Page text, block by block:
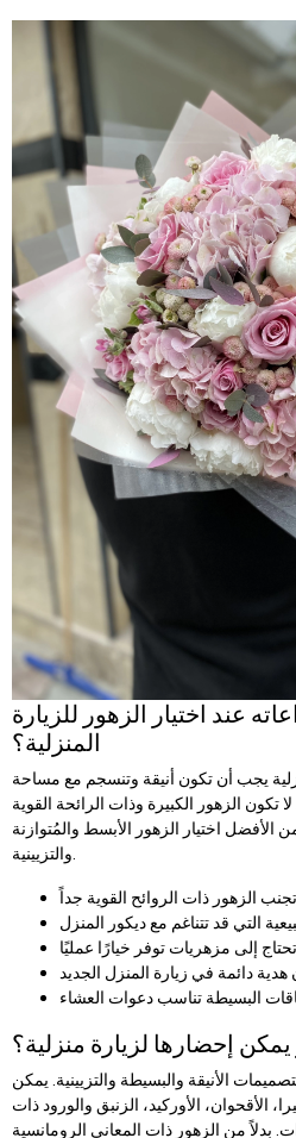
عند اختيار الزهور للزيارة
المنزلية؟
يجب أن تكون أنيقة وتنسجم مع مساحة
الزهور الكبيرة وذات الرائحة القوية
الأفضل اختيار الزهور الأبسط والمُتوازنة
والتزيينية.
إحضارها لزيارة منزلية؟
الأنيقة والبسيطة والتزيينية. يمكن
الأقحوان، الأوركيد، الزنبق والورود ذات
بدلاً من الزهور ذات المعاني الرومانسية